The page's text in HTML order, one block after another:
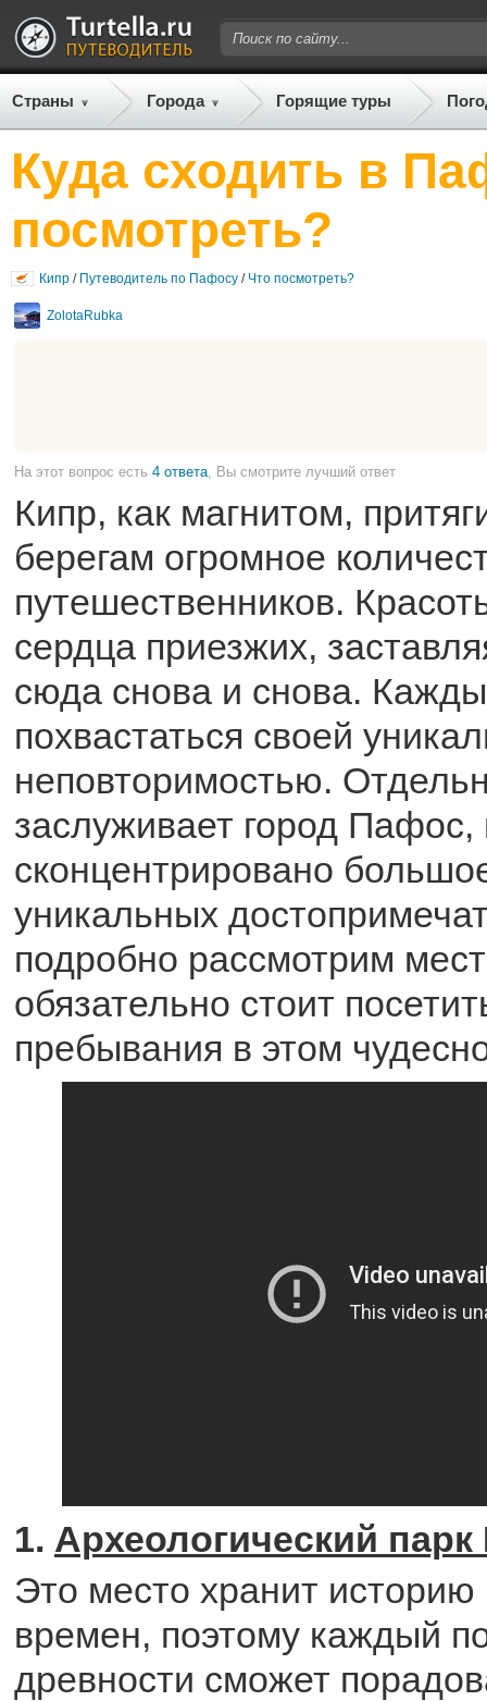
Страны Города Горящие туры
Куда сходить в
посмотреть?
Кипр / Путеводитель по Пафосу / Что посмотреть?
ZolotaRubka
На этот вопрос есть 4 ответа , Вы смотрите лучший ответ
Кипр, как магнитом,
берегам огромное
путешественников.
сердца приезжих,
сюда снова и снова.
похвастаться своей
неповторимостью.
заслуживает город Пафос,
сконцентрировано
уникальных
подробно рассмотрим
обязательно стоит
пребывания в этом
1. Археологический парк
Это место хранит
времен, поэтому каждый
древности сможет